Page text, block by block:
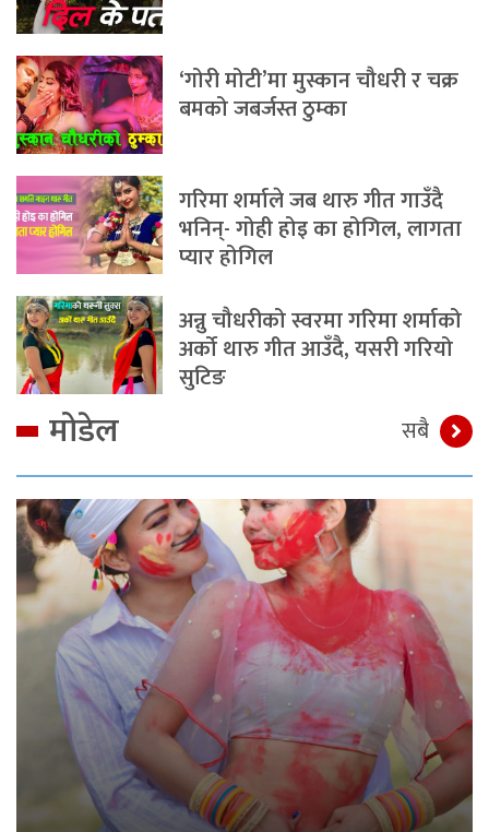
‘गोरी मोटी’मा मुस्कान चौधरी र चक्र
बमको जबर्जस्त ठुम्का
गरिमा शर्माले जब थारु गीत गाउँदै
भनिन्- गोही होइ का होगिल, लागता
प्यार होगिल
अन्नु चौधरीको स्वरमा गरिमा शर्माको
अर्को थारु गीत आउँदै, यसरी गरियो
सुटिङ
मोडेल सबै